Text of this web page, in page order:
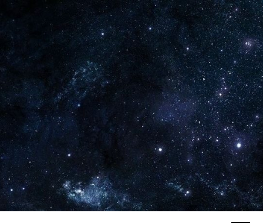
Plus de 2800 critiques de films